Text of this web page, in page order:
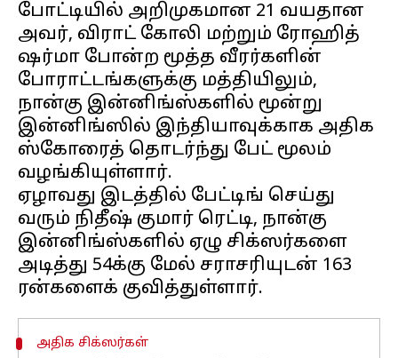
போட்டியில் அறிமுகமான 21 வயதான
அவர், விராட் கோலி மற்றும் ரோஹித்
ஷர்மா போன்ற மூத்த வீரர்களின்
போராட்டங்களுக்கு மத்தியிலும்,
நான்கு இன்னிங்ஸ்களில் மூன்று
இன்னிங்ஸில் இந்தியாவுக்காக அதிக
ஸ்கோரைத் தொடர்ந்து பேட் மூலம்
வழங்கியுள்ளார்.
ஏழாவது இடத்தில் பேட்டிங் செய்து
வரும் நிதீஷ் குமார் ரெட்டி, நான்கு
இன்னிங்ஸ்களில் ஏழு சிக்ஸர்களை
அடித்து 54க்கு மேல் சராசரியுடன் 163
அதிக சிக்ஸர்கள்